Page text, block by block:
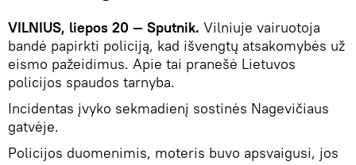
VILNIUS, liepos 20 — Sputnik. Vilniuje vairuotoja
bandė papirkti policiją, kad išvengtų atsakomybės už
eismo pažeidimus. Apie tai pranešė Lietuvos
policijos spaudos tarnyba.
Incidentas įvyko sekmadienį sostinės Nagevičiaus
gatvėje.
Policijos duomenimis, moteris buvo apsvaigusi, jos